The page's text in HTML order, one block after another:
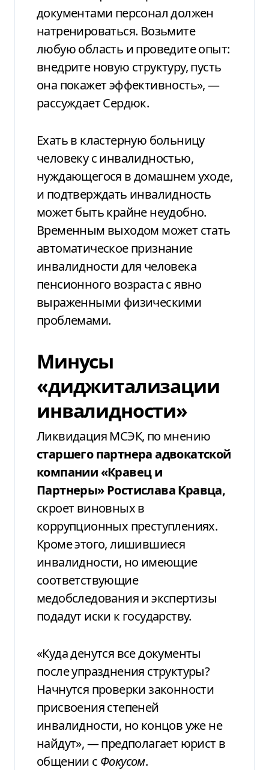
документами персонал должен
натренироваться. Возьмите
любую область и проведите опыт:
внедрите новую структуру, пусть
она покажет эффективность», —
рассуждает Сердюк.
Ехать в кластерную больницу
человеку с инвалидностью,
нуждающегося в домашнем уходе,
и подтверждать инвалидность
может быть крайне неудобно.
Временным выходом может стать
автоматическое признание
инвалидности для человека
пенсионного возраста с явно
выраженными физическими
проблемами.
Минусы
«диджитализации
инвалидности»
Ликвидация МСЭК, по мнению
старшего партнера адвокатской
компании «Кравец и
Партнеры» Ростислава Кравца,
скроет виновных в
коррупционных преступлениях.
Кроме этого, лишившиеся
инвалидности, но имеющие
соответствующие
медобследования и экспертизы
подадут иски к государству.
«Куда денутся все документы
после упразднения структуры?
Начнутся проверки законности
присвоения степеней
инвалидности, но концов уже не
найдут», — предполагает юрист в
общении с Фокусом.